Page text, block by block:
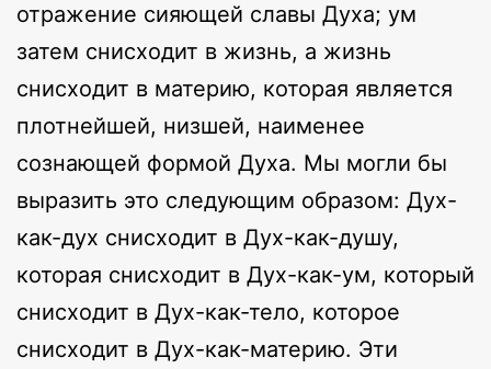
отражение сияющей славы Духа; ум
затем снисходит в жизнь, а жизнь
снисходит в материю, которая является
плотнейшей, низшей, наименее
сознающей формой Духа. Мы могли бы
выразить это следующим образом: Дух-
как-дух снисходит в Дух-как-душу,
которая снисходит в Дух-как-ум, который
снисходит в Дух-как-тело, которое
снисходит в Дух-как-материю. Эти